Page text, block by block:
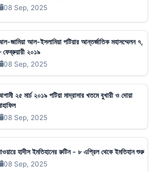
08 Sep, 2025
জামিয়া আল-ইসলামিয়া পটিয়ার আন্তর্জাতিক মহাসম্মেলন ৭,
ফেব্রুয়ারী ২০১৯
08 Sep, 2025
২৫ মার্চ ২০১৯ পটিয়া মাদ্রাসার খতমে বুখারী ও দোয়া
08 Sep, 2025
হাদীস ইমতিহানের রুটিন - ৮ এপ্রিল থেকে ইমতিহান শুরু
08 Sep, 2025